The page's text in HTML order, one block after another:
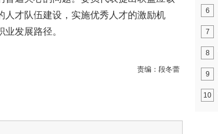
人才队伍建设，实施优秀人才的激励机
发展路径。
责编： 段冬蕾
6
7
8
9
10